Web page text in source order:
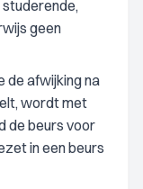
studerende,
geen
de afwijking na
wordt met
de beurs voor
in een beurs